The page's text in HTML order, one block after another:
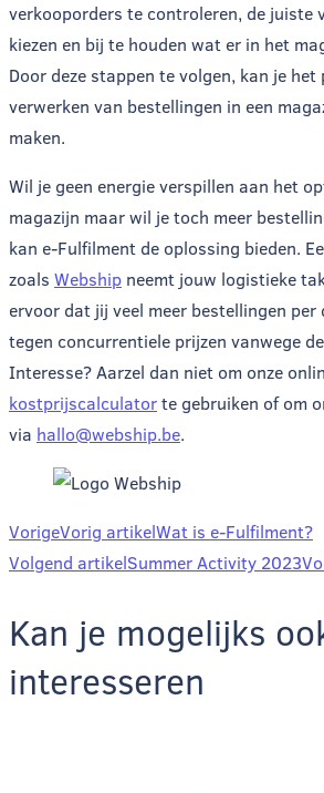
verkooporders te controleren, de juiste
kiezen en bij te houden wat er in het
Door deze stappen te volgen, kan je het
verwerken van bestellingen in een
maken.
Wil je geen energie verspillen aan het
magazijn maar wil je toch meer
kan e-Fulfilment de oplossing bieden.
zoals Webship neemt jouw logistieke
ervoor dat jij veel meer bestellingen per
tegen concurrentiele prijzen vanwege
Interesse? Aarzel dan niet om onze
kostprijscalculatorte gebruiken of om
via hallo@webship.be.
VorigeVorig artikelWat is e-Fulfilment?
Volgend artikelSummer Activity 2023
Kan je mogelijks
interesseren